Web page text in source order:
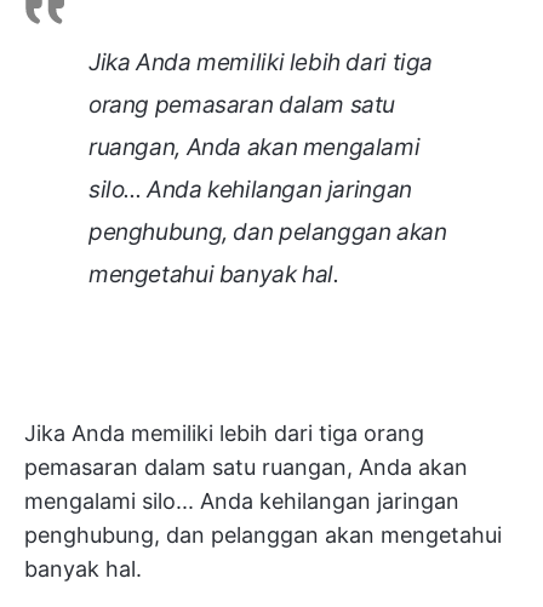
Jika Anda memiliki lebih dari tiga
orang pemasaran dalam satu
ruangan, Anda akan mengalami
silo... Anda kehilangan jaringan
penghubung, dan pelanggan akan
mengetahui banyak hal.
Jika Anda memiliki lebih dari tiga orang
pemasaran dalam satu ruangan, Anda akan
mengalami silo... Anda kehilangan jaringan
penghubung, dan pelanggan akan mengetahui
banyak hal.